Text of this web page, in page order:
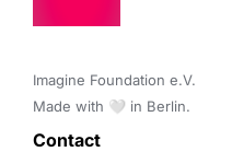
Imagine Foundation e.V.
Made with 🤍 in Berlin.
Contact